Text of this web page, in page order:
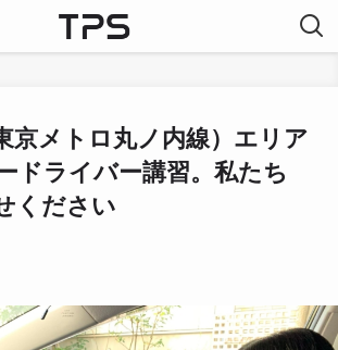
京メトロ丸ノ内線）エリア
ドライバー講習。私たち
ください